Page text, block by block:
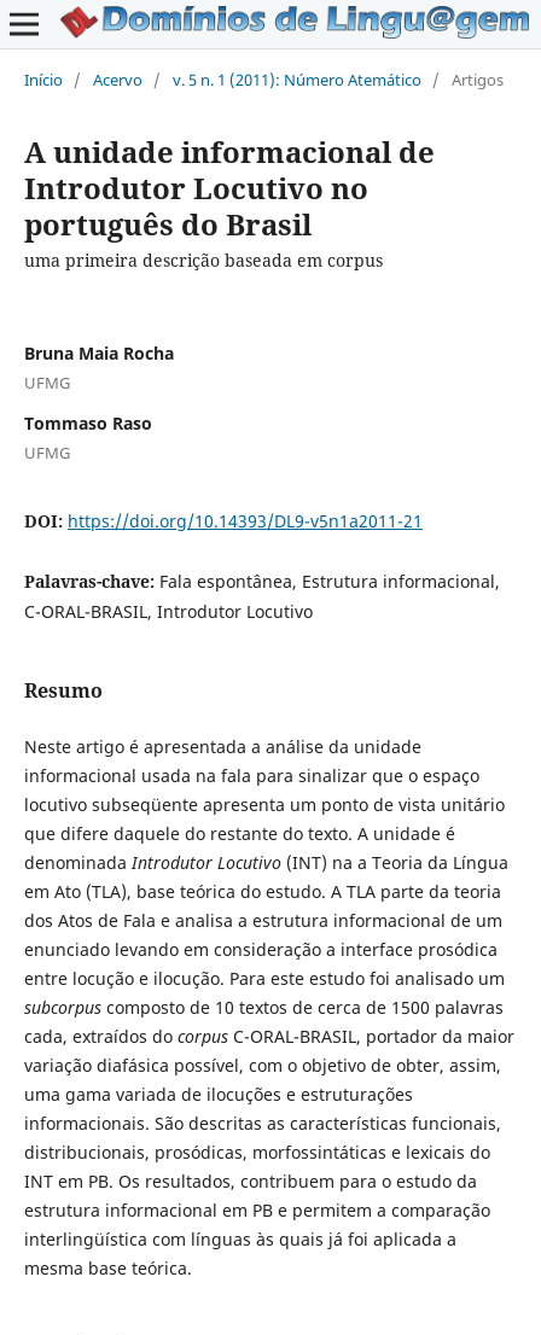
Início / Acervo / v. 5 n. 1 (2011): Número Atemático / Artigos
A unidade informacional de
Introdutor Locutivo no
português do Brasil
uma primeira descrição baseada em corpus
Bruna Maia Rocha
UFMG
Tommaso Raso
UFMG
DOI: https://doi.org/10.14393/DL9-v5n1a2011-21
Palavras-chave: Fala espontânea, Estrutura informacional,
C-ORAL-BRASIL, Introdutor Locutivo
Resumo
Neste artigo é apresentada a análise da unidade
informacional usada na fala para sinalizar que o espaço
locutivo subseqüente apresenta um ponto de vista unitário
que difere daquele do restante do texto. A unidade é
denominadaIntrodutor Locutivo (INT) na a Teoria da Língua
em Ato (TLA), base teórica do estudo. A TLA parte da teoria
dos Atos de Fala e analisa a estrutura informacional de um
enunciado levando em consideração a interface prosódica
entre locução e ilocução. Para este estudo foi analisado um
subcorpuscomposto de 10 textos de cerca de 1500 palavras
cada, extraídos do corpusC-ORAL-BRASIL, portador da maior
variação diafásica possível, com o objetivo de obter, assim,
uma gama variada de ilocuções e estruturações
informacionais. São descritas as características funcionais,
distribucionais, prosódicas, morfossintáticas e lexicais do
INT em PB. Os resultados, contribuem para o estudo da
estrutura informacional em PB e permitem a comparação
interlingüística com línguas às quais já foi aplicada a
mesma base teórica.